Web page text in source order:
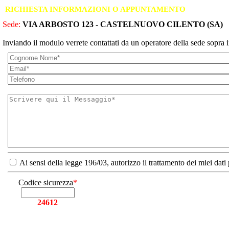
RICHIESTA INFORMAZIONI O APPUNTAMENTO
Sede: VIA ARBOSTO 123 - CASTELNUOVO CILENTO (SA)
Inviando il modulo verrete contattati da un operatore della sede sopra
Ai sensi della legge 196/03, autorizzo il trattamento dei miei
Codice sicurezza*
24612